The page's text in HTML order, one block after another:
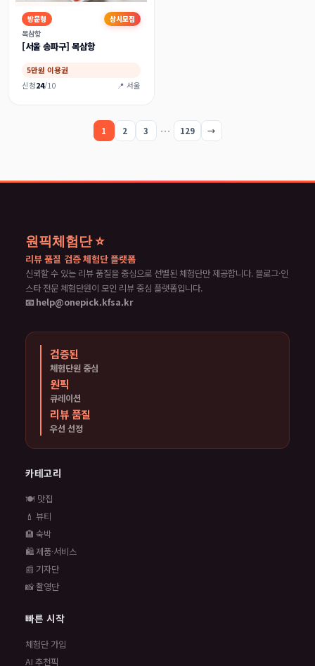
방문형
상시모집
목삼항
[서울 송파구] 목삼항
5만원 이용권
신청24/10 📍 서울
1 2 3 … 129 →
원픽체험단 ⭐
리뷰 품질 검증 체험단 플랫폼
신뢰할 수 있는 리뷰 품질을 중심으로 선별된 체험단만 제공합니다. 블로그·인
스타 전문 체험단원이 모인 리뷰 중심 플랫폼입니다.
📧 help@onepick.kfsa.kr
검증된
체험단원 중심
원픽
큐레이션
리뷰 품질
우선 선정
카테고리
🍽️ 맛집
💄 뷰티
🏨 숙박
🛍️ 제품·서비스
📰 기자단
📸 촬영단
빠른 시작
체험단 가입
AI 추천픽